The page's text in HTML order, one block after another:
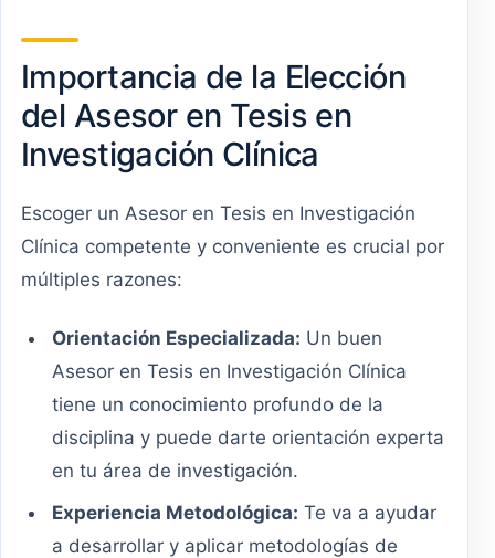
Importancia de la Elección
del Asesor en Tesis en
Investigación Clínica
Escoger un Asesor en Tesis en Investigación
Clínica competente y conveniente es crucial por
múltiples razones:
Orientación Especializada: Un buen
Asesor en Tesis en Investigación Clínica
tiene un conocimiento profundo de la
disciplina y puede darte orientación experta
en tu área de investigación.
Experiencia Metodológica: Te va a ayudar
a desarrollar y aplicar metodologías de